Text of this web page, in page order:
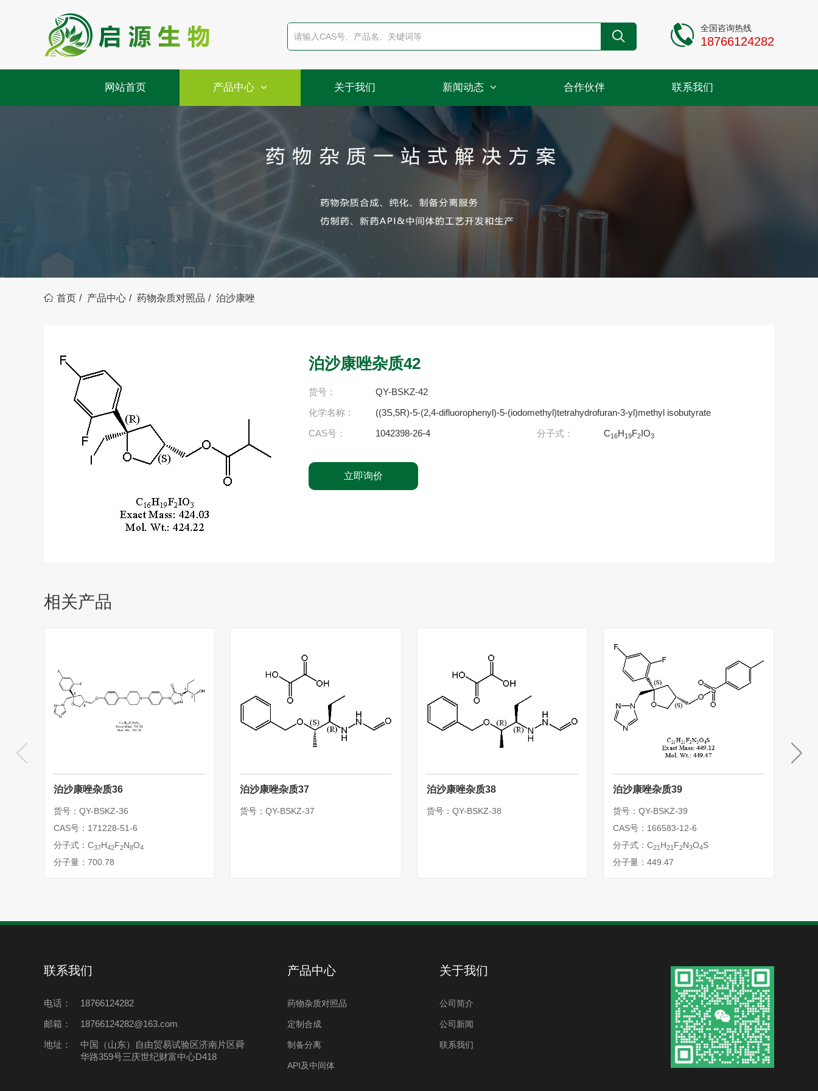
全国咨询热线
18766124282
网站首页 产品中心 关于我们 新闻动态 合作伙伴 联系我们
首页 产品中心 药物杂质对照品 泊沙康唑
泊沙康唑杂质42
货号：
QY-BSKZ-42
化学名称：
((3S,5R)-5-(2,4-difluorophenyl)-5-(iodomethyl)tetrahydrofuran-3-yl)methyl isobutyrate
CAS号：
1042398-26-4 分子式： C16H19F2IO3
立即询价
相关产品
泊沙康唑杂质36
货号：QY-BSKZ-36
CAS号：171228-51-6
分子式：C37H42F2N8O4
分子量：700.78
泊沙康唑杂质37
货号：QY-BSKZ-37
泊沙康唑杂质38
货号：QY-BSKZ-38
泊沙康唑杂质39
货号：QY-BSKZ-39
CAS号：166583-12-6
分子式：C21 H21 F2N3O4S
分子量：449.47
联系我们
电话：
18766124282
邮箱：
18766124282@163.com
地址：
中国（山东）自由贸易试验区济南片区舜
华路359号三庆世纪财富中心D418
产品中心
药物杂质对照品
定制合成
制备分离
API及中间体
关于我们
公司简介
公司新闻
联系我们